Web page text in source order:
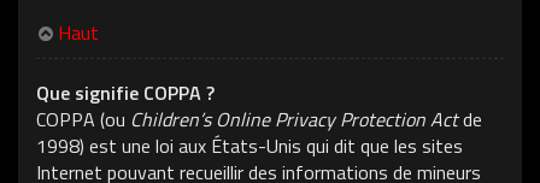
Haut
Que signifie COPPA ?
COPPA (ou Children’s Online Privacy Protection Actde
1998) est une loi aux États-Unis qui dit que les sites
Internet pouvant recueillir des informations de mineurs